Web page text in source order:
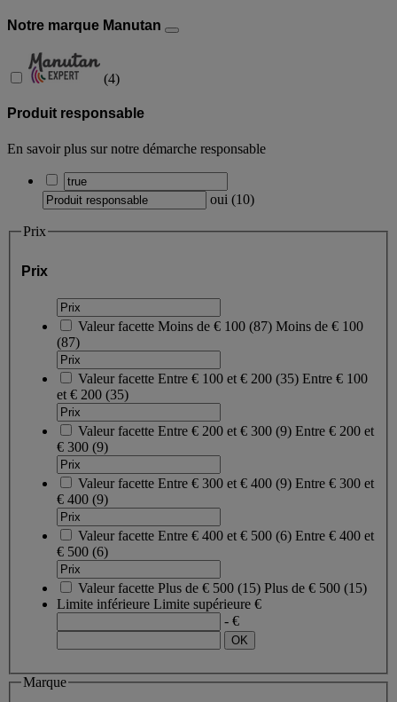
Notre marque Manutan
(4)
Produit responsable
En savoir plus sur notre démarche responsable
oui (10)
Prix
Prix
Valeur facette Moins de € 100 (87) Moins de € 100
(87)
Valeur facette Entre € 100 et € 200 (35) Entre € 100
et € 200 (35)
Valeur facette Entre € 200 et € 300 (9) Entre € 200 et
€ 300 (9)
Valeur facette Entre € 300 et € 400 (9) Entre € 300 et
€ 400 (9)
Valeur facette Entre € 400 et € 500 (6) Entre € 400 et
€ 500 (6)
Valeur facette Plus de € 500 (15) Plus de € 500 (15)
Limite inférieure Limite supérieure €
- €
Marque